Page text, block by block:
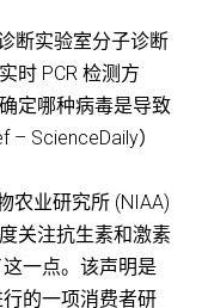
断实验室分子诊断
时 PCR 检测方
定哪种病毒是导致
– ScienceDaily）
农业研究所 (NIAA)
关注抗生素和激素
一点。该声明是
的一项消费者研